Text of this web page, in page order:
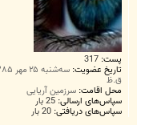
پست: 317
تاریخ عضویت:
ق.ظ
محل اقامت: سرزمين آريايي
سپاس‌های ارسالی: 25 بار
سپاس‌های دریافتی: 20 بار